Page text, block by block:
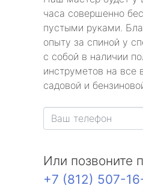
часа совершенно
пустыми руками.
опыту за спиной у
с собой в наличии
инструметов на все
садовой и
Или позвоните
+7 (812) 507-